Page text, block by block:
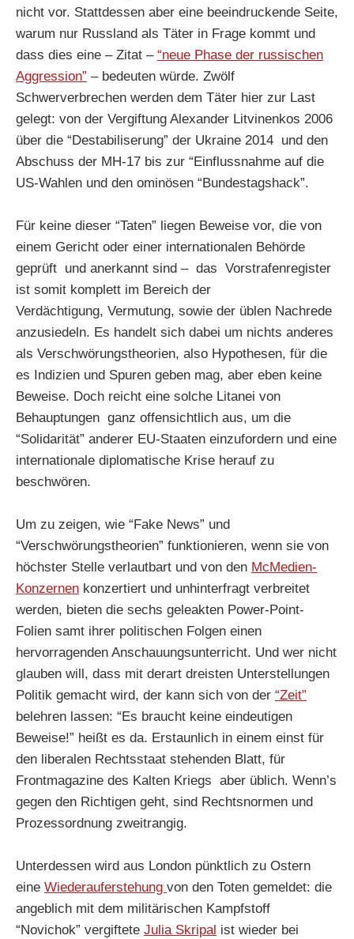
nicht vor. Stattdessen aber eine beeindruckende Seite,
warum nur Russland als Täter in Frage kommt und
dass dies eine – Zitat – “neue Phase der russischen
Aggression” – bedeuten würde. Zwölf
Schwerverbrechen werden dem Täter hier zur Last
gelegt: von der Vergiftung Alexander Litvinenkos 2006
über die “Destabiliserung” der Ukraine 2014 und den
Abschuss der MH-17 bis zur “Einflussnahme auf die
US-Wahlen und den ominösen “Bundestagshack”.
Für keine dieser “Taten” liegen Beweise vor, die von
einem Gericht oder einer internationalen Behörde
geprüft und anerkannt sind – das Vorstrafenregister
ist somit komplett im Bereich der
Verdächtigung, Vermutung, sowie der üblen Nachrede
anzusiedeln. Es handelt sich dabei um nichts anderes
als Verschwörungstheorien, also Hypothesen, für die
es Indizien und Spuren geben mag, aber eben keine
Beweise. Doch reicht eine solche Litanei von
Behauptungen ganz offensichtlich aus, um die
“Solidarität” anderer EU-Staaten einzufordern und eine
internationale diplomatische Krise herauf zu
beschwören.
Um zu zeigen, wie “Fake News” und
“Verschwörungstheorien” funktionieren, wenn sie von
höchster Stelle verlautbart und von den McMedien-
Konzernen konzertiert und unhinterfragt verbreitet
werden, bieten die sechs geleakten Power-Point-
Folien samt ihrer politischen Folgen einen
hervorragenden Anschauungsunterricht. Und wer nicht
glauben will, dass mit derart dreisten Unterstellungen
Politik gemacht wird, der kann sich von der “Zeit”
belehren lassen: “Es braucht keine eindeutigen
Beweise!” heißt es da. Erstaunlich in einem einst für
den liberalen Rechtsstaat stehenden Blatt, für
Frontmagazine des Kalten Kriegs aber üblich. Wenn’s
gegen den Richtigen geht, sind Rechtsnormen und
Prozessordnung zweitrangig.
Unterdessen wird aus London pünktlich zu Ostern
eine Wiederauferstehung von den Toten gemeldet: die
angeblich mit dem militärischen Kampfstoff
“Novichok” vergiftete Julia Skripal ist wieder bei